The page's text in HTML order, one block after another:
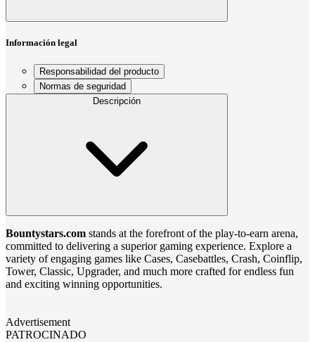
Información legal
Responsabilidad del producto
Normas de seguridad
Descripción
Bountystars.com stands at the forefront of the play-to-earn arena,
committed to delivering a superior gaming experience. Explore a
variety of engaging games like Cases, Casebattles, Crash, Coinflip,
Tower, Classic, Upgrader, and much more crafted for endless fun
and exciting winning opportunities.
Advertisement
PATROCINADO